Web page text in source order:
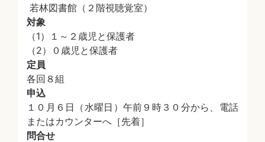
若林図書館（２階視聴覚室）
対象
（1）１～２歳児と保護者
（2）０歳児と保護者
定員
各回８組
申込
１０月６日（水曜日）午前９時３０分から、電話
またはカウンターへ［先着］
問合せ